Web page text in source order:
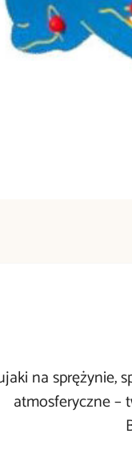
na sprężynie,
atmosferyczne –